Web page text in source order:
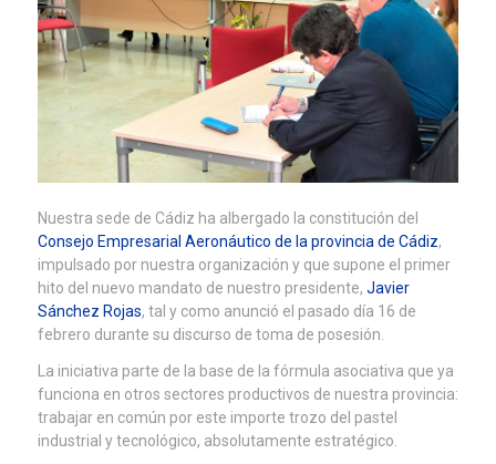
Nuestra sede de Cádiz ha albergado la constitución del
Consejo Empresarial Aeronáutico de la provincia de Cádiz,
impulsado por nuestra organización y que supone el primer
hito del nuevo mandato de nuestro presidente, Javier
Sánchez Rojas, tal y como anunció el pasado día 16 de
febrero durante su discurso de toma de posesión.
La iniciativa parte de la base de la fórmula asociativa que ya
funciona en otros sectores productivos de nuestra provincia:
trabajar en común por este importe trozo del pastel
industrial y tecnológico, absolutamente estratégico.